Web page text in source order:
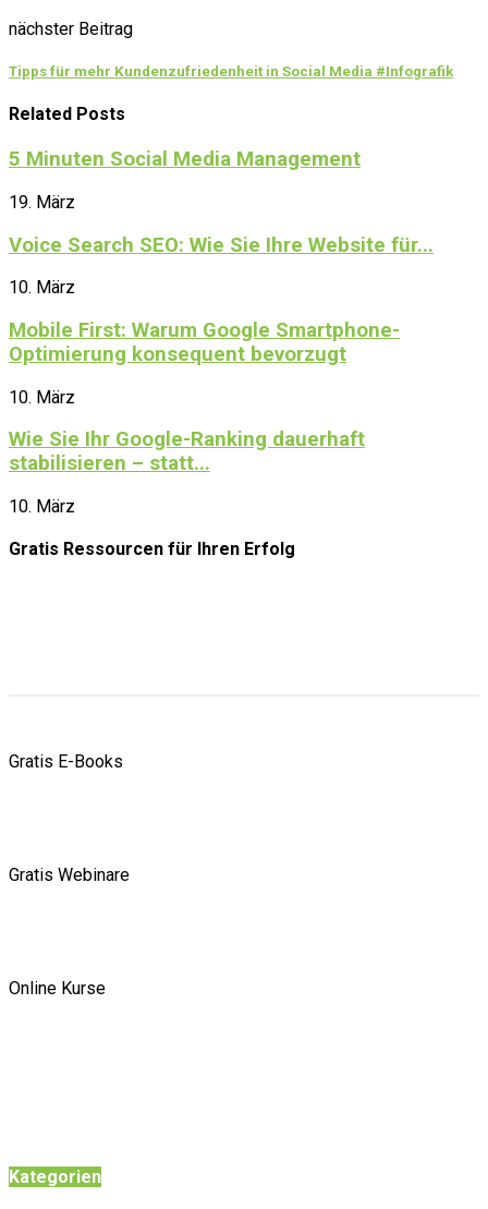
nächster Beitrag
Tipps für mehr Kundenzufriedenheit in Social Media #Infografik
Related Posts
5 Minuten Social Media Management
19. März
Voice Search SEO: Wie Sie Ihre Website für...
10. März
Mobile First: Warum Google Smartphone-
Optimierung konsequent bevorzugt
10. März
Wie Sie Ihr Google-Ranking dauerhaft
stabilisieren – statt...
10. März
Gratis Ressourcen für Ihren Erfolg
Gratis E-Books
Gratis Webinare
Online Kurse
Kategorien